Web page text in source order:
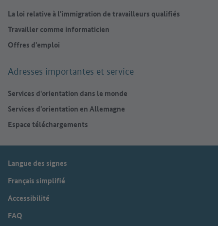
La loi relative à l'immigration de travailleurs qualifiés
Travailler comme informaticien
Offres d'emploi
Adresses importantes et service
Services d'orientation dans le monde
Services d'orientation en Allemagne
Espace téléchargements
Langue des signes
Français simplifié
Accessibilité
FAQ